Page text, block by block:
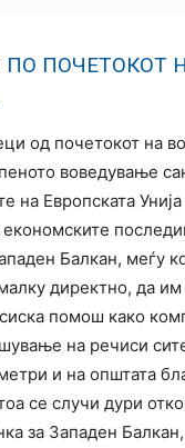
ПОЧЕТОКОТ
од почетокот на
воведување
на Европската
економските
Балкан, меѓу
директно, да им
помош како
на речиси
и на општата
се случи дури
за Западен